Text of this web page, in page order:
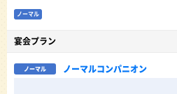
ノーマル
宴会プラン
ノーマル
ノーマルコンパニオン